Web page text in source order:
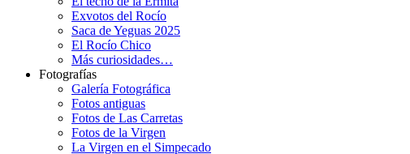
Exvotos del Rocío
Saca de Yeguas 2025
El Rocío Chico
Más curiosidades…
Fotografías
Galería Fotográfica
Fotos antiguas
Fotos de Las Carretas
Fotos de la Virgen
La Virgen en el Simpecado